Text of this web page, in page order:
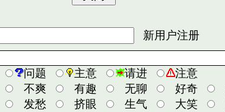
新用户注册
问题 主意 请进
注意
不爽 有趣 无聊 好奇
发愁 挤眼 生气 大笑